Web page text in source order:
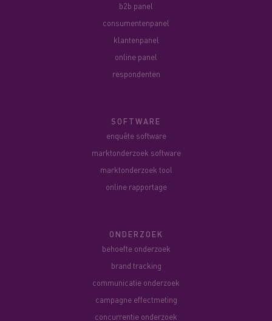
b2b panel
consumentenpanel
klantenpanel
online panel
respondenten
SOFTWARE
enquête software
marktonderzoek software
marktonderzoek tool
online rapportage
ONDERZOEK
behoefte onderzoek
brand tracking
communicatie onderzoek
campagne effectmeting
concurrentie onderzoek